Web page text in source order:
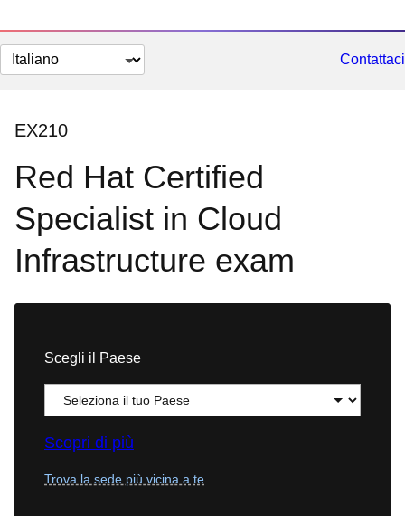
Cambia
lingua
Contattaci
EX210
Red Hat Certified
Specialist in Cloud
Infrastructure exam
Scegli il Paese
Scopri di più
Trova la sede più vicina a te